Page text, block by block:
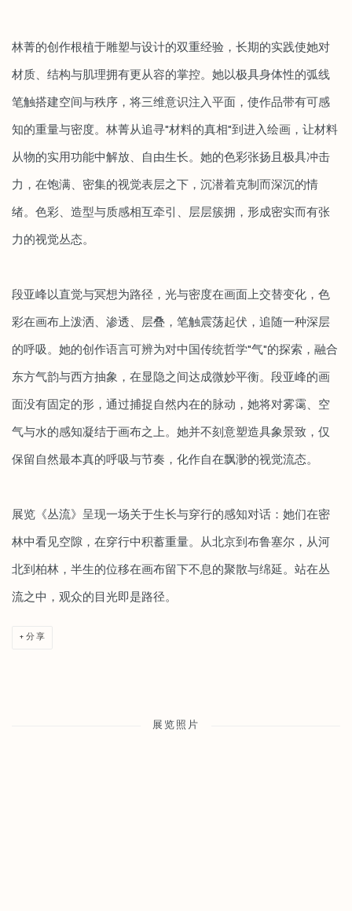
林菁的创作根植于雕塑与设计的双重经验，长期的实践使她对
材质、结构与肌理拥有更从容的掌控。她以极具身体性的弧线
笔触搭建空间与秩序，将三维意识注入平面，使作品带有可感
知的重量与密度。林菁从追寻"材料的真相"到进入绘画，让材料
从物的实用功能中解放、自由生长。她的色彩张扬且极具冲击
力，在饱满、密集的视觉表层之下，沉潜着克制而深沉的情
绪。色彩、造型与质感相互牵引、层层簇拥，形成密实而有张
力的视觉丛态。
段亚峰以直觉与冥想为路径，光与密度在画面上交替变化，色
彩在画布上泼洒、渗透、层叠，笔触震荡起伏，追随一种深层
的呼吸。她的创作语言可辨为对中国传统哲学"气"的探索，融合
东方气韵与西方抽象，在显隐之间达成微妙平衡。段亚峰的画
面没有固定的形，通过捕捉自然内在的脉动，她将对雾霭、空
气与水的感知凝结于画布之上。她并不刻意塑造具象景致，仅
保留自然最本真的呼吸与节奏，化作自在飘渺的视觉流态。
展览《丛流》呈现一场关于生长与穿行的感知对话：她们在密
林中看见空隙，在穿行中积蓄重量。从北京到布鲁塞尔，从河
北到柏林，半生的位移在画布留下不息的聚散与绵延。站在丛
流之中，观众的目光即是路径。
分享
展览照片